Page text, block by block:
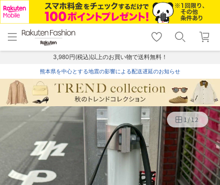
menu home
トップ
shopping_cart lock_outline
ログイン
3,980円(税込)以上のお買い物で送料無料！
熊本県を中心とする地震の影響による配送遅延のお知らせ
1/12